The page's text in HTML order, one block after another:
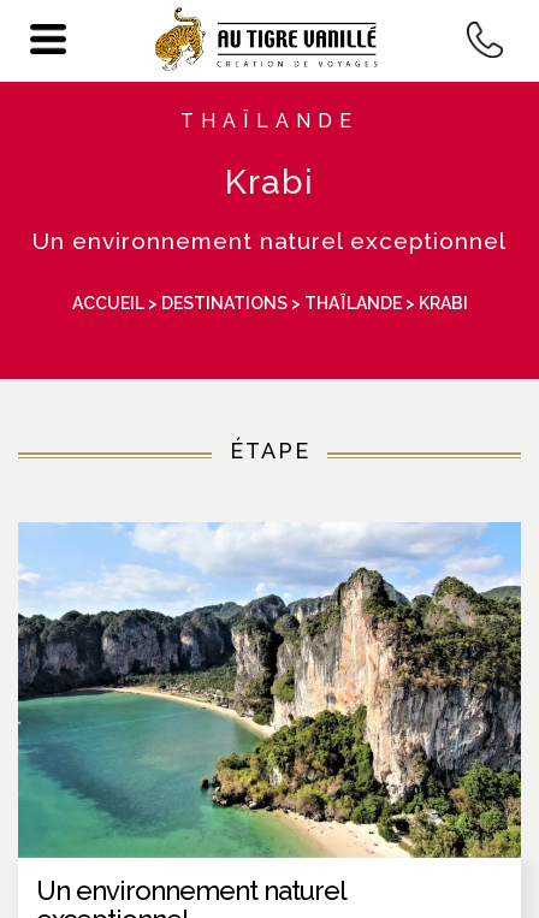
THAÏLANDE
Krabi
Un environnement naturel exceptionnel
ACCUEIL> DESTINATIONS> THAÏLANDE> KRABI
ÉTAPE
Un environnement naturel